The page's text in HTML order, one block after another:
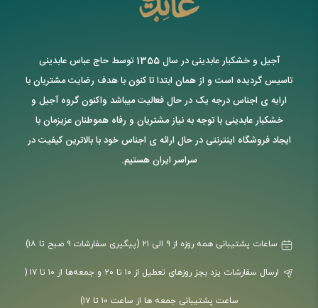
آجیل و خشکبار عابدینی در سال 1355 توسط حاج عباس عابدینی
تاسیس گردیده است و از همان ابتدا تا کنون با هدف رضایت مشتریان با
ارایه ی اجناس درجه یک در حال فعالیت میباشد واکنون گروه آجیل و
خشکبار عابدینی با توجه به نیاز مشتریان و رفاه هموطنان عزیزمان با
ایجاد فروشگاه اینترنتی در حال ارائه ی اجناس خود با بالاترین کیفیت در
سراسر ایران هستیم.
ارسال سفارشات یزد بجز روزهای تعطیل از ۱۰ تا ۲۰ و جمعه‌ها از ۱۰ تا ۱۷ (
ساعت پشتیبانی جمعه ها از ساعت ۱۰ تا ۱۷)